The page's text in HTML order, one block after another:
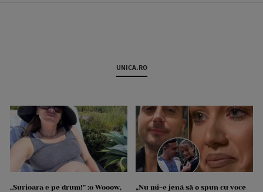
UNICA.RO
„Surioara e pe drum!” :o Wooow,
„Nu mi-e jenă să o spun cu voce